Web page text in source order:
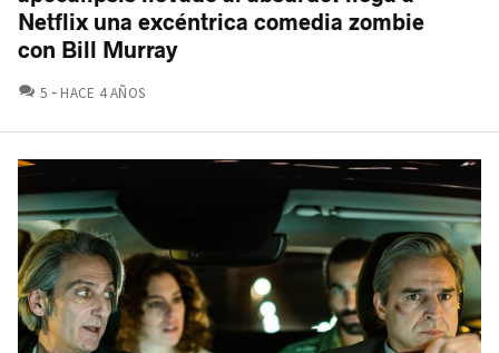
Netflix una excéntrica comedia zombie
con Bill Murray
5 COMENTARIOS
HACE 4 AÑOS